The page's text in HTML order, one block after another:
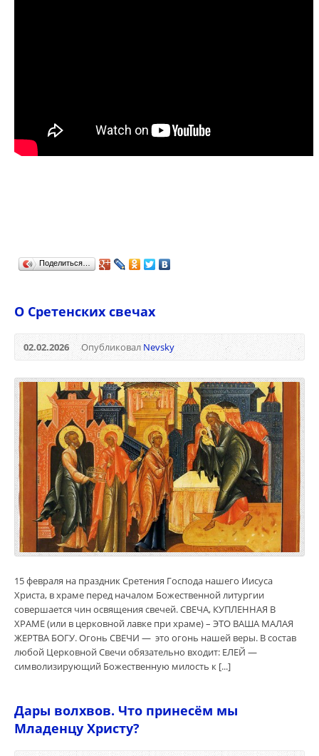
Поделиться…
О Сретенских свечах
02.02.2026 ОпубликовалNevsky
15 февраля на праздник Сретения Господа нашего Иисуса
Христа, в храме перед началом Божественной литургии
совершается чин освящения свечей. СВЕЧА, КУПЛЕННАЯ В
ХРАМЕ (или в церковной лавке при храме) – ЭТО ВАША МАЛАЯ
ЖЕРТВА БОГУ. Огонь СВЕЧИ — это огонь нашей веры. В состав
любой Церковной Свечи обязательно входит: ЕЛЕЙ —
символизирующий Божественную милость к [...]
Дары волхвов. Что принесём мы
Младенцу Христу?